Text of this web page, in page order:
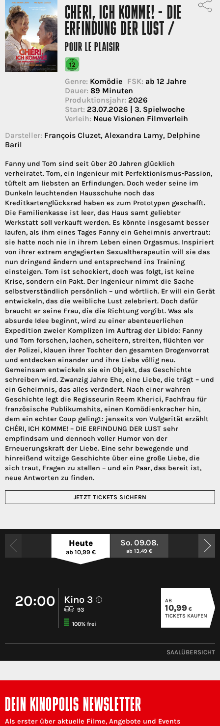
CHERI, ICH KOMME! - DIE
ERFINDUNG DER LUST /
POUR LE PLAISIR
Genre: Komödie FSK: ab 12 Jahre
Dauer: 89 Minuten
Produktionsjahr: 2026
Start: 23.07.2026 | 3. Spielwoche
Verleih: Neue Visionen Filmverleih
Darsteller: François Cluzet, Alexandra Lamy, Delphine
Baril
Fanny und Tom sind seit über 20 Jahren glücklich
verheiratet. Tom, ein Ingenieur mit Perfektionismus-Passion,
tüftelt am liebsten an Erfindungen. Doch weder seine im
Dunkeln leuchtenden Hausschuhe noch das
Kreditkartenglücksrad haben es zum Prototypen geschafft.
Die Familienkasse ist leer, das Haus samt geliebter
Werkstatt soll verkauft werden. Es könnte insgesamt besser
laufen, als ihm eines Tages Fanny ein Geheimnis anvertraut:
sie hatte noch nie in ihrem Leben einen Orgasmus. Inspiriert
von ihrer extrem engagierten Sexualtherapeutin will sie das
nun dringend ändern und entsprechend ins Training
einsteigen. Tom ist schockiert, doch was folgt, ist keine
Krise, sondern ein Pakt. Der Ingenieur nimmt die Sache
selbstverständlich persönlich – und wörtlich. Er will ein Gerät
entwickeln, das die weibliche Lust zelebriert. Doch dafür
braucht er seine Frau, die die Richtung vorgibt. Was als
absurde Idee beginnt, wird zu einer abenteuerlichen
Expedition zweier Komplizen im Auftrag der Libido: Fanny
und Tom forschen, lachen, scheitern, streiten, flüchten vor
der Polizei, klauen ihrer Tochter den gesamten Drogenvorrat
und entdecken einander und ihre Liebe völlig neu.
Gemeinsam entwickeln sie ein Objekt, das Geschichte
schreiben wird. Zwanzig Jahre Ehe, eine Liebe, die trägt – und
ein Geheimnis, das alles verändert. Nach einer wahren
Geschichte legt die Regisseurin Reem Kherici, Fachfrau für
französische Publikumshits, einen Komödienkracher hin,
dem ein echter Coup gelingt: jenseits von Vulgarität erzählt
CHÉRI, ICH KOMME! – DIE ERFINDUNG DER LUST sehr
empfindsam und dennoch voller Humor von der
Erneuerungskraft der Liebe. Eine sehr bewegende und
hinreißend witzige Geschichte über eine große Liebe, die
sich traut, Fragen zu stellen – und ein Paar, das bereit ist,
neue Antworten zu finden.
JETZT TICKETS SICHERN
Heute
ab 10,99 €
So. 09.08.
ab 13,49 €
20:00 Kino 3 i
93
100% frei
AB
10,99 €
TICKETS KAUFEN
SAALÜBERSICHT
DEIN KINOPOLIS NEWSLETTER
Als erster über aktuelle Filme, Angebote und Events